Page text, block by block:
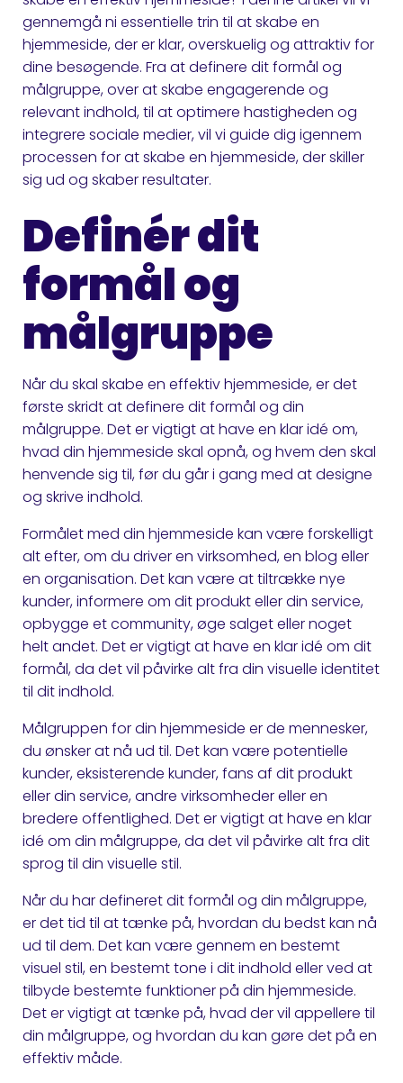
gennemgå ni essentielle trin til at skabe en
hjemmeside, der er klar, overskuelig og attraktiv for
dine besøgende. Fra at definere dit formål og
målgruppe, over at skabe engagerende og
relevant indhold, til at optimere hastigheden og
integrere sociale medier, vil vi guide dig igennem
processen for at skabe en hjemmeside, der skiller
sig ud og skaber resultater.
Definér dit
formål og
målgruppe
Når du skal skabe en effektiv hjemmeside, er det
første skridt at definere dit formål og din
målgruppe. Det er vigtigt at have en klar idé om,
hvad din hjemmeside skal opnå, og hvem den skal
henvende sig til, før du går i gang med at designe
og skrive indhold.
Formålet med din hjemmeside kan være forskelligt
alt efter, om du driver en virksomhed, en blog eller
en organisation. Det kan være at tiltrække nye
kunder, informere om dit produkt eller din service,
opbygge et community, øge salget eller noget
helt andet. Det er vigtigt at have en klar idé om dit
formål, da det vil påvirke alt fra din visuelle identitet
til dit indhold.
Målgruppen for din hjemmeside er de mennesker,
du ønsker at nå ud til. Det kan være potentielle
kunder, eksisterende kunder, fans af dit produkt
eller din service, andre virksomheder eller en
bredere offentlighed. Det er vigtigt at have en klar
idé om din målgruppe, da det vil påvirke alt fra dit
sprog til din visuelle stil.
Når du har defineret dit formål og din målgruppe,
er det tid til at tænke på, hvordan du bedst kan nå
ud til dem. Det kan være gennem en bestemt
visuel stil, en bestemt tone i dit indhold eller ved at
tilbyde bestemte funktioner på din hjemmeside.
Det er vigtigt at tænke på, hvad der vil appellere til
din målgruppe, og hvordan du kan gøre det på en
effektiv måde.